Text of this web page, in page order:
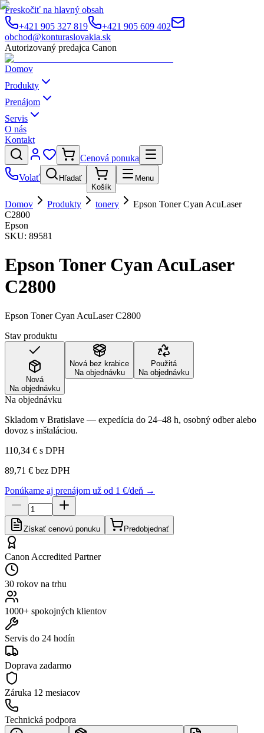
Preskočiť na hlavný obsah
+421 905 327 819
+421 905 609 402
obchod@konturaslovakia.sk
Autorizovaný predajca Canon
Domov
Produkty
Prenájom
Servis
O nás
Kontakt
Cenová ponuka
Volať
Hľadať
Košík
Menu
Domov Produkty tonery
Epson Toner Cyan AcuLaser
C2800
Epson
SKU: 89581
Epson Toner Cyan AcuLaser
C2800
Epson Toner Cyan AcuLaser C2800
Stav produktu
Nová
Na objednávku
Nová bez krabice
Na objednávku
Použitá
Na objednávku
Na objednávku
Skladom v Bratislave — expedícia do 24–48 h, osobný odber alebo
dovoz s inštaláciou.
110,34 € s DPH
89,71 € bez DPH
Ponúkame aj prenájom už od 1 €/deň →
Získať cenovú ponuku Predobjednať
Canon Accredited Partner
30 rokov na trhu
1000+ spokojných klientov
Servis do 24 hodín
Doprava zadarmo
Záruka 12 mesiacov
Technická podpora